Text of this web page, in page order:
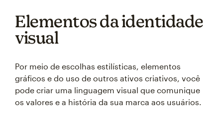
Elementos da identidade
visual
Por meio de escolhas estilísticas, elementos
gráficos e do uso de outros ativos criativos, você
pode criar uma linguagem visual que comunique
os valores e a história da sua marca aos usuários.